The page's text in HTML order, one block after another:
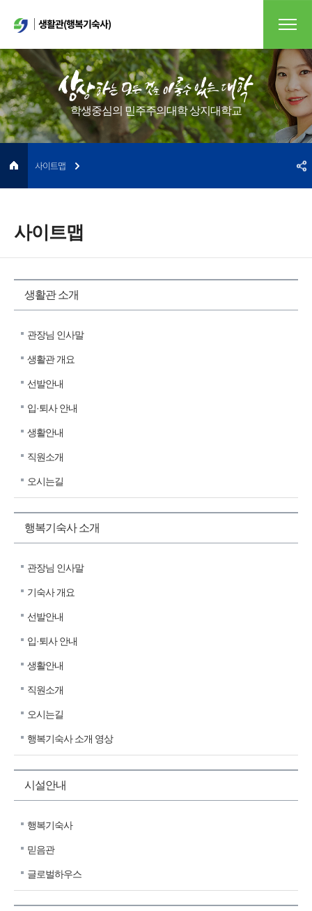
생활관(행복기숙사)
학생중심의 민주주의대학 상지대학교
사이트맵
사이트맵
생활관 소개
관장님 인사말
생활관 개요
선발안내
입·퇴사 안내
생활안내
직원소개
오시는길
행복기숙사 소개
관장님 인사말
기숙사 개요
선발안내
입·퇴사 안내
생활안내
직원소개
오시는길
행복기숙사 소개 영상
시설안내
행복기숙사
믿음관
글로벌하우스